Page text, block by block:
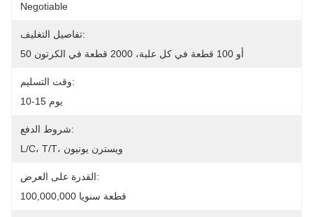
Negotiable
تفاصيل التغليف:
50 أو 100 قطعة في كل علبة، 2000 قطعة في الكرتون
وقت التسليم:
10-15 يوم
شروط الدفع:
L/C، T/T، ويسترن يونيون
القدرة على العرض:
100,000,000 قطعة سنويا